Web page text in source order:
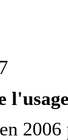
2006